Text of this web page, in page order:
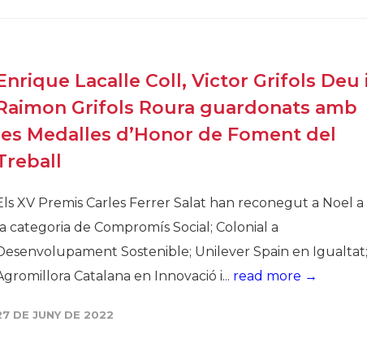
Lacalle Coll, Victor Grifols Deu
Grifols Roura guardonats amb
Medalles d’Honor de Foment del
XV Premis Carles Ferrer Salat han reconegut a Noel a
categoria de Compromís Social; Colonial a
Sostenible; Unilever Spain en Igualtat;
Catalana en Innovació i... read more →
DE JUNY DE 2022